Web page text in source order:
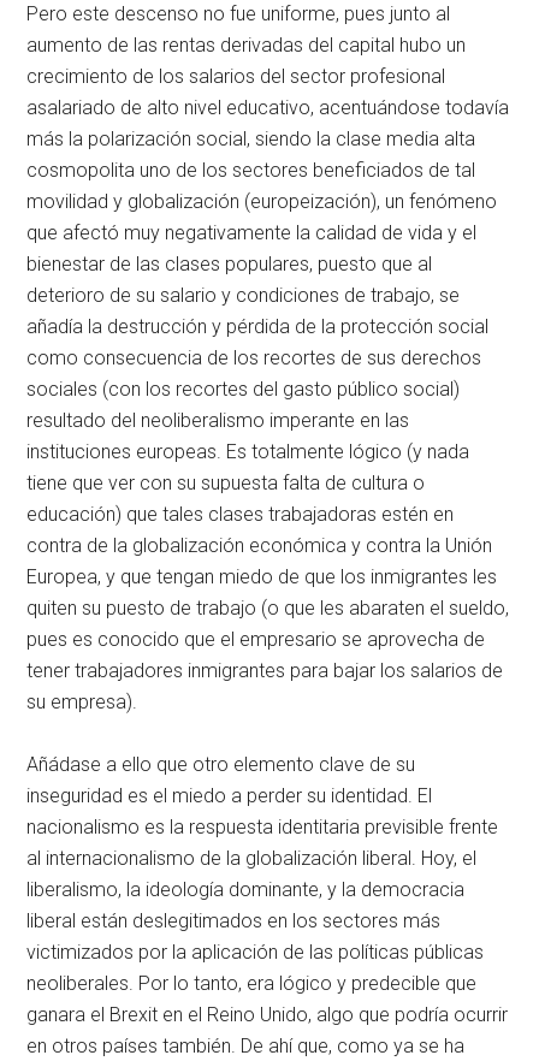
Pero este descenso no fue uniforme, pues junto al
aumento de las rentas derivadas del capital hubo un
crecimiento de los salarios del sector profesional
asalariado de alto nivel educativo, acentuándose todavía
más la polarización social, siendo la clase media alta
cosmopolita uno de los sectores beneficiados de tal
movilidad y globalización (europeización), un fenómeno
que afectó muy negativamente la calidad de vida y el
bienestar de las clases populares, puesto que al
deterioro de su salario y condiciones de trabajo, se
añadía la destrucción y pérdida de la protección social
como consecuencia de los recortes de sus derechos
sociales (con los recortes del gasto público social)
resultado del neoliberalismo imperante en las
instituciones europeas. Es totalmente lógico (y nada
tiene que ver con su supuesta falta de cultura o
educación) que tales clases trabajadoras estén en
contra de la globalización económica y contra la Unión
Europea, y que tengan miedo de que los inmigrantes les
quiten su puesto de trabajo (o que les abaraten el sueldo,
pues es conocido que el empresario se aprovecha de
tener trabajadores inmigrantes para bajar los salarios de
su empresa).
Añádase a ello que otro elemento clave de su
inseguridad es el miedo a perder su identidad. El
nacionalismo es la respuesta identitaria previsible frente
al internacionalismo de la globalización liberal. Hoy, el
liberalismo, la ideología dominante, y la democracia
liberal están deslegitimados en los sectores más
victimizados por la aplicación de las políticas públicas
neoliberales. Por lo tanto, era lógico y predecible que
ganara el Brexit en el Reino Unido, algo que podría ocurrir
en otros países también. De ahí que, como ya se ha